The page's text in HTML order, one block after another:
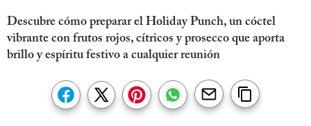
Descubre cómo preparar el Holiday Punch, un cóctel
vibrante con frutos rojos, cítricos y prosecco que aporta
brillo y espíritu festivo a cualquier reunión